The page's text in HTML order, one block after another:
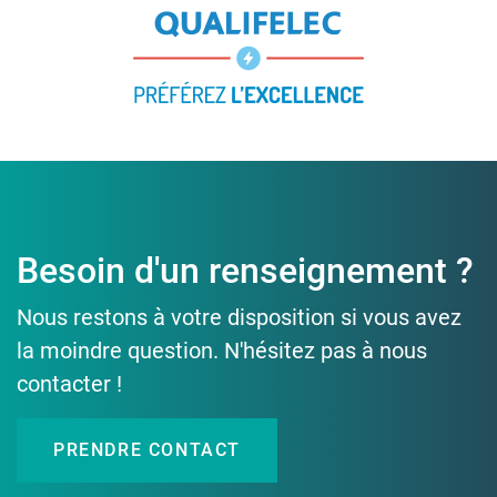
Besoin d'un renseignement ?
Nous restons à votre disposition si vous avez
la moindre question. N'hésitez pas à nous
contacter !
PRENDRE CONTACT